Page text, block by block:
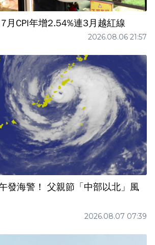
月CPI年增2.54%連3月越紅線
2026.08.06 21:57
發海警！ 父親節「中部以北」風
2026.08.07 07:39